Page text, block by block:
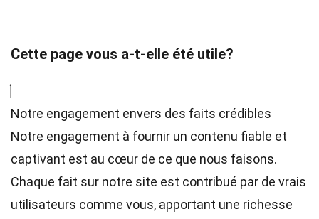
Cette page vous a-t-elle été utile?
Notre engagement envers des faits crédibles
Notre engagement à fournir un contenu fiable et
captivant est au cœur de ce que nous faisons.
Chaque fait sur notre site est contribué par de vrais
utilisateurs comme vous, apportant une richesse